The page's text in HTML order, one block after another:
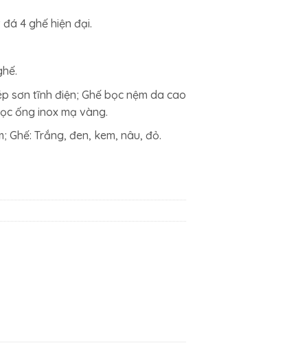
là:
12.402.500₫.
4 ghế hiện đại.
sơn tĩnh điện; Ghế bọc nệm da cao
ống inox mạ vàng.
Ghế: Trắng, đen, kem, nâu, đỏ.